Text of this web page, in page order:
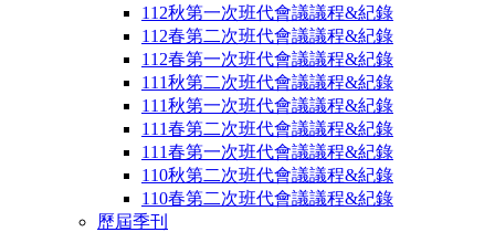
112秋第一次班代會議議程&紀錄
112春第二次班代會議議程&紀錄
112春第一次班代會議議程&紀錄
111秋第二次班代會議議程&紀錄
111秋第一次班代會議議程&紀錄
111春第二次班代會議議程&紀錄
111春第一次班代會議議程&紀錄
110秋第二次班代會議議程&紀錄
110春第二次班代會議議程&紀錄
歷屆季刊